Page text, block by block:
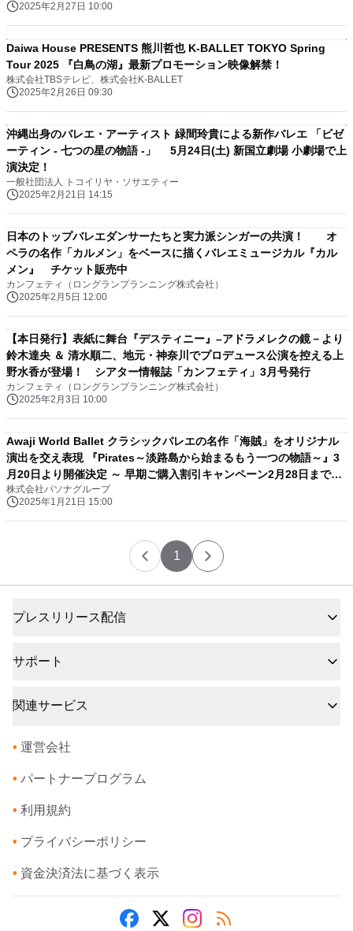
2025年2月27日 10:00
Daiwa House PRESENTS 熊川哲也 K-BALLET TOKYO Spring
Tour 2025 『白鳥の湖』最新プロモーション映像解禁！
株式会社TBSテレビ、株式会社K-BALLET
2025年2月26日 09:30
沖縄出身のバレエ・アーティスト 緑間玲貴による新作バレエ 「ビゼ
ーティン - 七つの星の物語 -」 5月24日(土) 新国立劇場 小劇場で上
演決定！
一般社団法人 トコイリヤ・ソサエティー
2025年2月21日 14:15
日本のトップバレエダンサーたちと実力派シンガーの共演！ オ
ペラの名作「カルメン」をベースに描くバレエミュージカル『カル
メン』 チケット販売中
カンフェティ（ロングランプランニング株式会社）
2025年2月5日 12:00
【本日発行】表紙に舞台『デスティニー』–アドラメレクの鏡－より
鈴木達央 ＆ 清水順二、地元・神奈川でプロデュース公演を控える上
野水香が登場！ シアター情報誌「カンフェティ」3月号発行
カンフェティ（ロングランプランニング株式会社）
2025年2月3日 10:00
Awaji World Ballet クラシックバレエの名作「海賊」をオリジナル
演出を交え表現 『Pirates～淡路島から始まるもう一つの物語～』3
月20日より開催決定 ～ 早期ご購入割引キャンペーン2月28日まで実
施 ～
株式会社パソナグループ
2025年1月21日 15:00
1
プレスリリース配信
サポート
関連サービス
• 運営会社
• パートナープログラム
• 利用規約
• プライバシーポリシー
• 資金決済法に基づく表示